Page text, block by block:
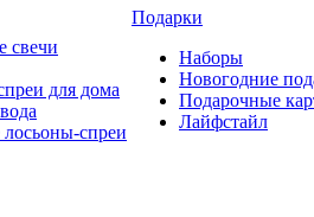
свечи
для дома
спреи
Подарки
Наборы
Новогодние
Подарочные
Лайфстайл